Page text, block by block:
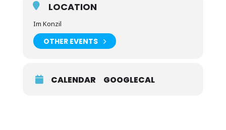
LOCATION
Im Konzil
OTHER EVENTS
CALENDAR GOOGLECAL